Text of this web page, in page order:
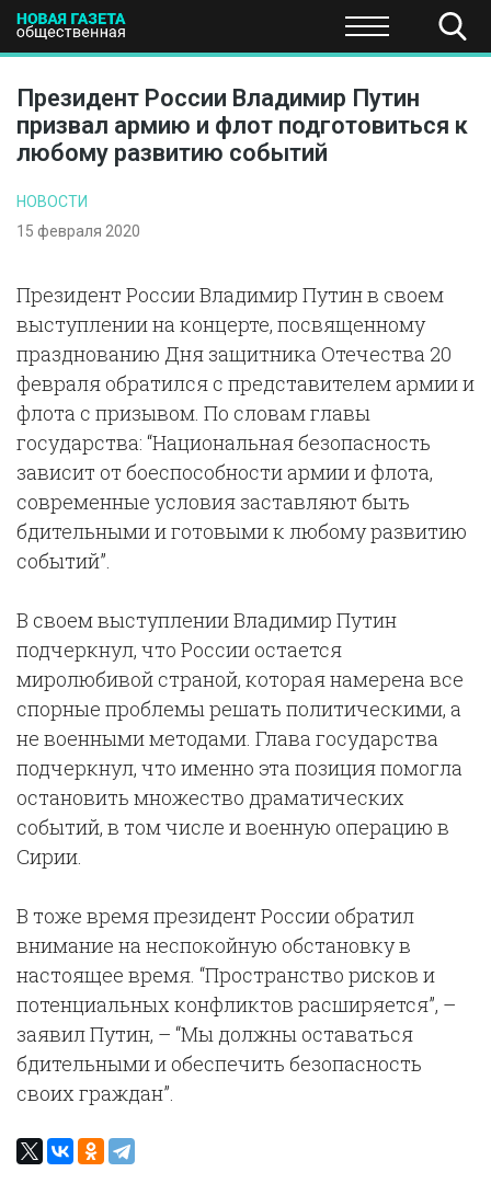
ПОЛИТИКА ЭКОНОМИКА НАУКА И
Президент России Владимир Путин
призвал армию и флот подготовиться к
любому развитию событий
НОВОСТИ
15 февраля 2020
Президент России Владимир Путин в своем
выступлении на концерте, посвященному
празднованию Дня защитника Отечества 20
февраля обратился с представителем армии и
флота с призывом. По словам главы
государства: “Национальная безопасность
зависит от боеспособности армии и флота,
современные условия заставляют быть
бдительными и готовыми к любому развитию
событий”.
В своем выступлении Владимир Путин
подчеркнул, что России остается
миролюбивой страной, которая намерена все
спорные проблемы решать политическими, а
не военными методами. Глава государства
подчеркнул, что именно эта позиция помогла
остановить множество драматических
событий, в том числе и военную операцию в
Сирии.
В тоже время президент России обратил
внимание на неспокойную обстановку в
настоящее время. “Пространство рисков и
потенциальных конфликтов расширяется”, –
заявил Путин, – “Мы должны оставаться
бдительными и обеспечить безопасность
своих граждан”.